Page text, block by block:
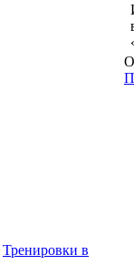
Тренировки в